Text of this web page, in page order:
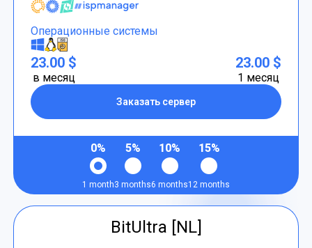
Операционные системы
23.00 $
в месяц
Заказать сервер
23.00 $
1 месяц
0%
1 month
5%
3 months
10%
6 months
15%
12 months
BitUltra [NL]